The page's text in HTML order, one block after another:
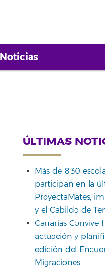
Noticias
ÚLTIMAS
Más de 830
participan en la
ProyectaMates,
y el Cabildo de
Canarias Convive
actuación y
edición del
Migraciones